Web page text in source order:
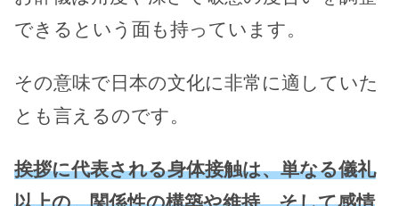
できるという面も持っています。
その意味で日本の文化に非常に適していた
とも言えるのです。
挨拶に代表される身体接触は、単なる儀礼
以上の、関係性の構築や維持、そして感情